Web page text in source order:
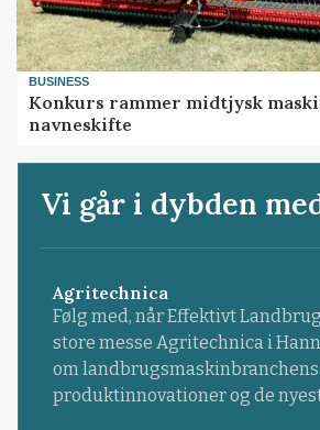
BUSINESS
Konkurs rammer midtjysk
navneskifte
Vi går i dybden
Agritechnica
Følg med, når Effektivt
store messe Agritechnica i
om landbrugsmaskinbranchens
produktinnovationer og de